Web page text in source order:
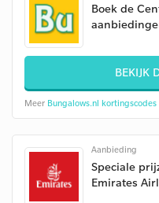
Boek de
BEKIJK
Meer Bungalows.nl kortingscodes
Aanbieding
Speciale
Emirates